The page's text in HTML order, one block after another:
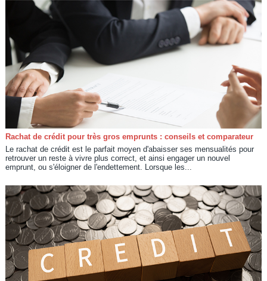
Rachat de crédit pour très gros emprunts : conseils et comparateur
Le rachat de crédit est le parfait moyen d'abaisser ses mensualités pour
retrouver un reste à vivre plus correct, et ainsi engager un nouvel
emprunt, ou s'éloigner de l'endettement. Lorsque les...